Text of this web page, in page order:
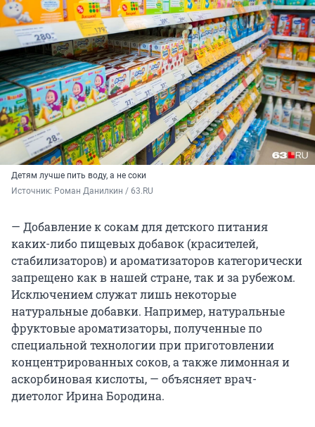
Детям лучше пить воду, а не соки
Источник: Роман Данилкин / 63.RU
— Добавление к сокам для детского питания
каких-либо пищевых добавок (красителей,
стабилизаторов) и ароматизаторов категорически
запрещено как в нашей стране, так и за рубежом.
Исключением служат лишь некоторые
натуральные добавки. Например, натуральные
фруктовые ароматизаторы, полученные по
специальной технологии при приготовлении
концентрированных соков, а также лимонная и
аскорбиновая кислоты, — объясняет врач-
диетолог Ирина Бородина.